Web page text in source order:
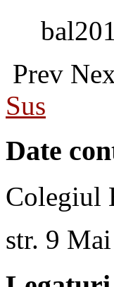
Prev
Sus
Date
Colegiul
str. 9